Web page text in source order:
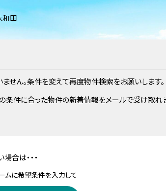
和田
せん。条件を変えて再度物件検索をお願いします。
条件に合った物件の新着情報をメールで受け取れ
合は・・・
ムに希望条件を入力して